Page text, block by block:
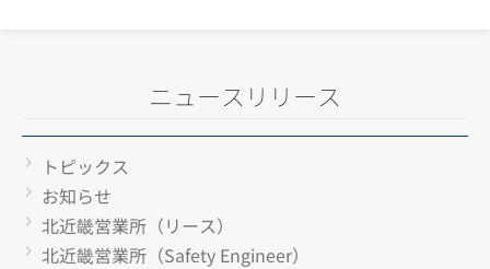
ニュースリリース
トピックス
お知らせ
北近畿営業所（リース）
北近畿営業所（Safety Engineer）